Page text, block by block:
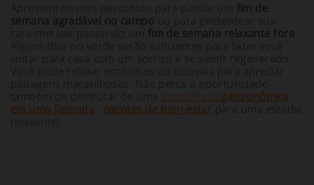
Aproveite nossos descontos para passar um fim de
semana agradável no campo ou para presentear sua
cara-metade passando um fim de semana relaxante fora .
Alguns dias no verde serão suficientes para fazer você
voltar para casa com um sorriso e se sentir regenerado.
Você pode relaxar em trilhas ou ciclovias para apreciar
paisagens maravilhosas. Não perca a oportunidade
também de desfrutar de uma experiência gastronômica
em uma fazenda , pacotes de bem-estar para uma estadia
relaxante!